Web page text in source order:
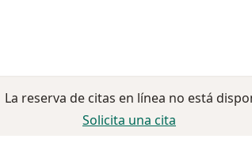
La reserva de citas en línea no está
Solicita una cita